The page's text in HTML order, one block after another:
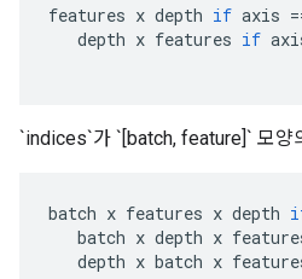
features x depth if axis
depth x features if
`indices`가 `[batch, feature]` 모양
batch x features x depth
batch x depth x
depth x batch x